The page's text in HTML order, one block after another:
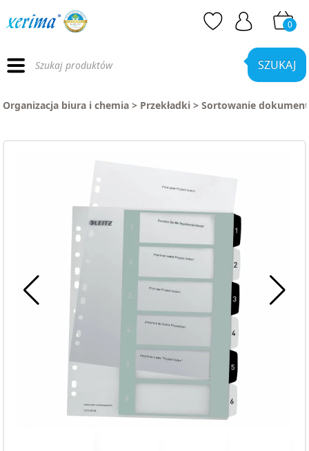
0
produktów SZUKAJ
Organizacja biura i chemia > Przekładki > Sortowanie